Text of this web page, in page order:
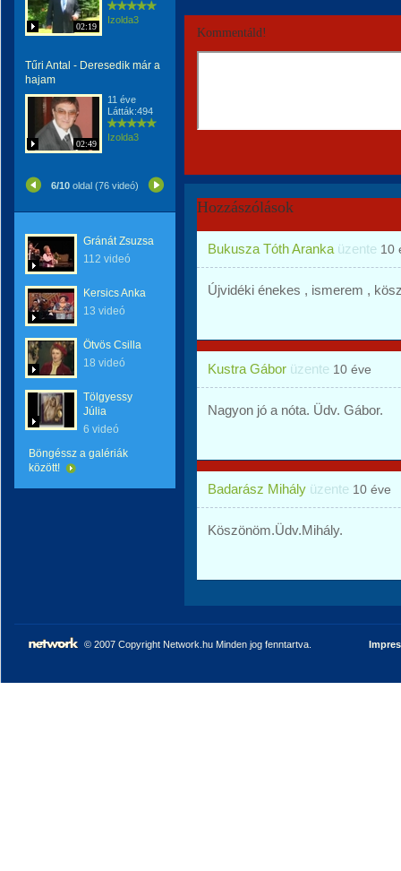
02:19
Izolda3
Tűri Antal - Deresedik már a
hajam
02:49
11 éve
Látták:494
Izolda3
6/10 oldal (76 videó)
Gránát Zsuzsa
112 videó
Kersics Anka
13 videó
Ötvös Csilla
18 videó
Tölgyessy
Júlia
6 videó
Böngéssz a galériák
között!
Kommentáld!
Hozzászólások
Bukusza Tóth Aranka üzente 10
Újvidéki énekes , ismerem ,
Kustra Gábor üzente 10 éve
Nagyon jó a nóta. Üdv. Gábor.
Badarász Mihály üzente 10 éve
Köszönöm.Üdv.Mihály.
© 2007 Copyright Network.hu Minden jog fenntartva.